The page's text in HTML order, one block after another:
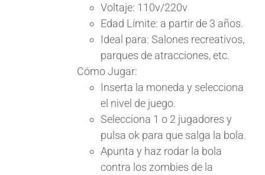
Voltaje: 110v/220v
Edad Límite: a partir de 3 años.
Ideal para:Salones recreativos,
parques de atracciones, etc.
Cómo Jugar:
Inserta la moneda y selecciona
el nivel de juego.
Selecciona 1 o 2 jugadores y
pulsa ok para que salga la bola.
Apunta y haz rodar la bola
contra los zombies de la